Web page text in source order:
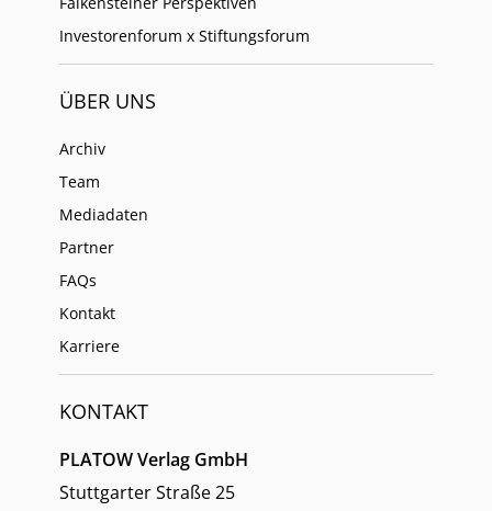
Investorenforum x Stiftungsforum
ÜBER UNS
Archiv
Team
Mediadaten
Partner
FAQs
Kontakt
Karriere
KONTAKT
PLATOW Verlag GmbH
Stuttgarter Straße 25